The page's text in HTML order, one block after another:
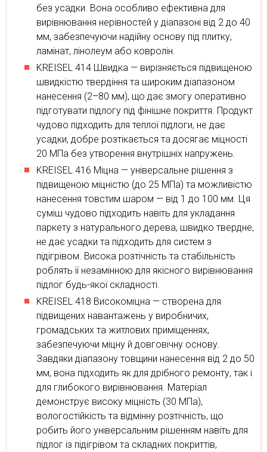
без усадки. Вона особливо ефективна для
вирівнювання нерівностей у діапазоні від 2 до 40
мм, забезпечуючи надійну основу під плитку,
ламінат, лінолеум або ковролін.
KREISEL 414 Швидка — вирізняється підвищеною
швидкістю твердіння та широким діапазоном
нанесення (2–80 мм), що дає змогу оперативно
підготувати підлогу під фінішне покриття. Продукт
чудово підходить для теплої підлоги, не дає
усадки, добре розтікається та досягає міцності
20 МПа без утворення внутрішніх напружень.
KREISEL 416 Міцна — універсальне рішення з
підвищеною міцністю (до 25 МПа) та можливістю
нанесення товстим шаром — від 1 до 100 мм. Ця
суміш чудово підходить навіть для укладання
паркету з натурального дерева, швидко твердне,
не дає усадки та підходить для систем з
підігрівом. Висока розтічність та стабільність
роблять її незамінною для якісного вирівнювання
підлог будь-якої складності.
KREISEL 418 Високоміцна — створена для
підвищених навантажень у виробничих,
громадських та житлових приміщеннях,
забезпечуючи міцну й довговічну основу.
Завдяки діапазону товщини нанесення від 2 до 50
мм, вона підходить як для дрібного ремонту, так і
для глибокого вирівнювання. Матеріал
демонструє високу міцність (30 МПа),
вологостійкість та відмінну розтічність, що
робить його універсальним рішенням навіть для
підлог із підігрівом та складних покриттів,